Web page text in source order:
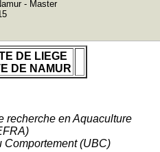
- Master
DE LIEGE
DE NAMUR
recherche en Aquaculture
Comportement (UBC)